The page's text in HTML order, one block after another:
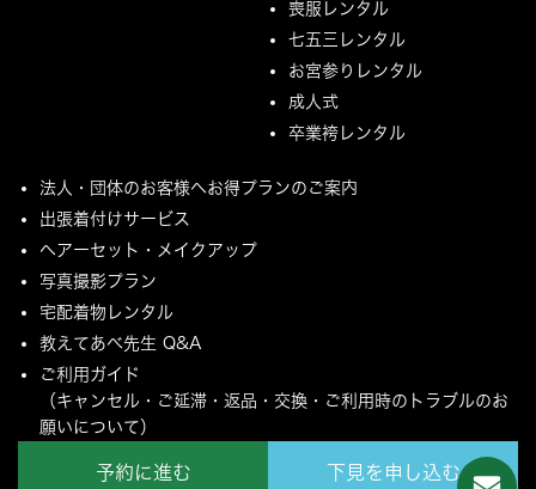
予約に進む 下見を申し込む
喪服レンタル
七五三レンタル
お宮参りレンタル
成人式
卒業袴レンタル
法人・団体のお客様へお得プランのご案内
出張着付けサービス
ヘアーセット・メイクアップ
写真撮影プラン
宅配着物レンタル
教えてあべ先生 Q&A
ご利用ガイド
（キャンセル・ご延滞・返品・交換・ご利用時のトラブルのお
願いについて）